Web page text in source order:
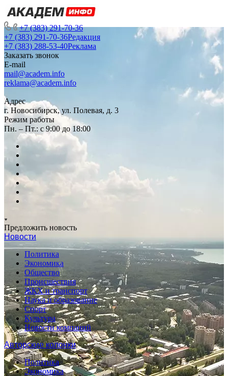
+7 (383) 291-70-36
+7 (383) 291-70-36Редакция
+7 (383) 288-53-40Реклама
Заказать звонок
E-mail
mail@academ.info
reklama@academ.info
Адрес
г. Новосибирск, ул. Полевая, д. 3
Режим работы
Пн. – Пт.: с 9:00 до 18:00
Предложить новость
Новости
Политика
Экономика
Общество
Происшествия
ЖКХ и транспорт
Наука и образование
Спорт
Культура
Новости компаний
Авторские колонки
Политика
Экономика